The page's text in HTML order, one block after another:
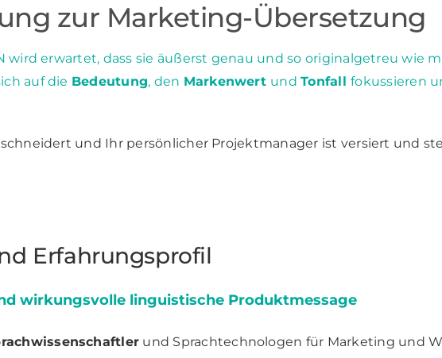
zur Marketing-Übersetzung
wird erwartet, dass sie äußerst genau und so originalgetreu wie
auf die Bedeutung, den Markenwert undTonfallfokussieren
und Ihr persönlicher Projektmanager ist versiert und
Erfahrungsprofil
wirkungsvolle linguistische Produktmessage
und Sprachtechnologen für Marketing und